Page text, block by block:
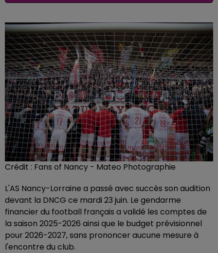
Crédit : Fans of Nancy - Mateo Photographie
L'AS Nancy-Lorraine a passé avec succès son audition
devant la DNCG ce mardi 23 juin. Le gendarme
financier du football français a validé les comptes de
la saison 2025-2026 ainsi que le budget prévisionnel
pour 2026-2027, sans prononcer aucune mesure à
l'encontre du club.